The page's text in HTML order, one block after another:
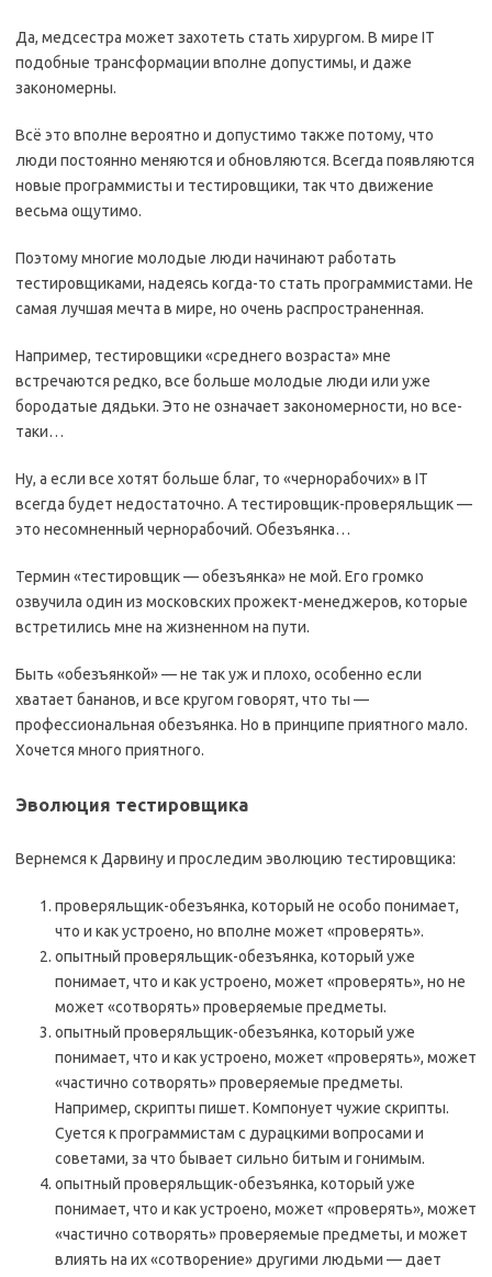
Да, медсестра может захотеть стать хирургом. В мире IT
подобные трансформации вполне допустимы, и даже
закономерны.
Всё это вполне вероятно и допустимо также потому, что
люди постоянно меняются и обновляются. Всегда появляются
новые программисты и тестировщики, так что движение
весьма ощутимо.
Поэтому многие молодые люди начинают работать
тестировщиками, надеясь когда-то стать программистами. Не
самая лучшая мечта в мире, но очень распространенная.
Например, тестировщики «среднего возраста» мне
встречаются редко, все больше молодые люди или уже
бородатые дядьки. Это не означает закономерности, но все-
таки…
Ну, а если все хотят больше благ, то «чернорабочих» в IT
всегда будет недостаточно. А тестировщик-проверяльщик —
это несомненный чернорабочий. Обезъянка…
Термин «тестировщик — обезъянка» не мой. Его громко
озвучила один из московских прожект-менеджеров, которые
встретились мне на жизненном на пути.
Быть «обезъянкой» — не так уж и плохо, особенно если
хватает бананов, и все кругом говорят, что ты —
профессиональная обезъянка. Но в принципе приятного мало.
Хочется много приятного.
Эволюция тестировщика
Вернемся к Дарвину и проследим эволюцию тестировщика:
проверяльщик-обезъянка, который не особо понимает,
что и как устроено, но вполне может «проверять».
опытный проверяльщик-обезъянка, который уже
понимает, что и как устроено, может «проверять», но не
может «сотворять» проверяемые предметы.
опытный проверяльщик-обезъянка, который уже
понимает, что и как устроено, может «проверять», может
«частично сотворять» проверяемые предметы.
Например, скрипты пишет. Компонует чужие скрипты.
Суется к программистам с дурацкими вопросами и
советами, за что бывает сильно битым и гонимым.
опытный проверяльщик-обезъянка, который уже
понимает, что и как устроено, может «проверять», может
«частично сотворять» проверяемые предметы, и может
влиять на их «сотворение» другими людьми — дает